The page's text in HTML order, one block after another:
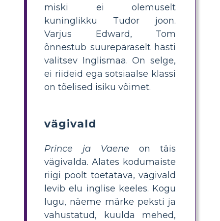
miski ei olemuselt
kuninglikku Tudor joon.
Varjus Edward, Tom
õnnestub suurepäraselt hästi
valitsev Inglismaa. On selge,
ei riideid ega sotsiaalse klassi
on tõelised isiku võimet.
vägivald
Prince ja Vaene on täis
vägivalda. Alates kodumaiste
riigi poolt toetatava, vägivald
levib elu inglise keeles. Kogu
lugu, näeme märke peksti ja
vahustatud, kuulda mehed,